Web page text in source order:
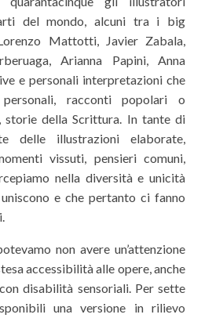
del mondo, alcuni tra i big
Mattotti, Javier Zabala,
Arianna Papini, Anna
e personali interpretazioni che
personali, racconti popolari o
storie della Scrittura. In tante di
delle illustrazioni elaborate,
vissuti, pensieri comuni,
nella diversità e unicità
e che pertanto ci fanno
non avere un’attenzione
accessibilità alle opere, anche
disabilità sensoriali. Per sette
una versione in rilievo